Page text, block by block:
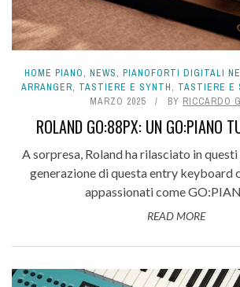
HOME PIANO, NEWS, PIANOFORTI DIGITALI
ARRANGER, TASTIERE E SYNTH, TASTIERE E
MARZO 2025
BY RICCARDO
ROLAND GO:88PX: UN GO:PIANO
A sorpresa, Roland ha rilasciato in
generazione di questa entry keyboard
appassionati come
READ MORE